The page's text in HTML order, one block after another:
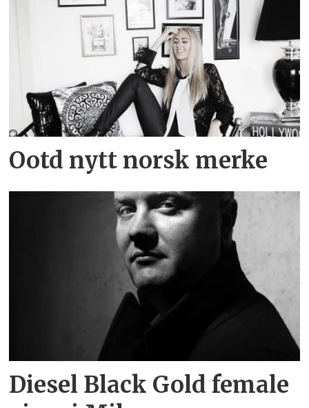
Ootd nytt norsk merke
Diesel Black Gold female